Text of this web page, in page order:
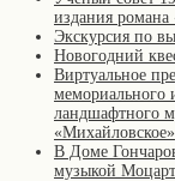
издания
Экскурсия по
Новогодний
Виртуальное
мемориального
ландшафтного
«Михайловское»
В Доме
музыкой